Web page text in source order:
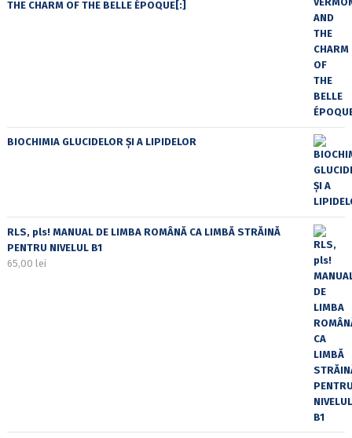
THE CHARM OF THE BELLE ÉPOQUE[:]
BIOCHIMIA GLUCIDELOR ȘI A LIPIDELOR
RLS, pls! MANUAL DE LIMBA ROMÂNĂ CA LIMBĂ STRĂINĂ
PENTRU NIVELUL B1
65,00 lei